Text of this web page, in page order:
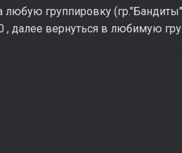
любую группировку
, далее вернуться в любимую